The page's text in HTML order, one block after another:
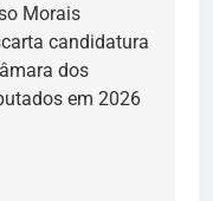
Morais
candidatura
dos
em 2026